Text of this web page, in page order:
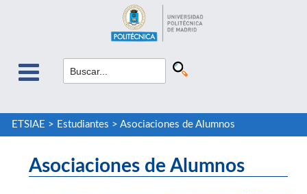
ETSIAE > Estudiantes > Asociaciones de Alumnos
Asociaciones de Alumnos